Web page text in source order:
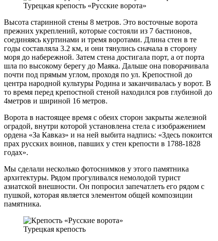
Турецкая крепость «Русские ворота»
Высота старинной стены 8 метров. Это восточные ворота
прежних укреплений, которые состояли из 7 бастионов,
соединяясь куртинами и тремя воротами. Длина стен в те
годы составляла 3.2 км, и они тянулись сначала в сторону
моря до набережной. Затем стена достигала порт, а от порта
шла по высокому берегу до Маяка. Дальше она поворачивала
почти под прямым углом, проходя по ул. Крепостной до
центра народной культуры Родина и заканчивалась у ворот. В
то время перед крепостной стеной находился ров глубиной до
4метров и шириной 16 метров.
Ворота в настоящее время с обеих сторон закрыты железной
оградой, внутри которой установлена стела с изображением
ордена «За Кавказ» и на ней выбита надпись: «Здесь покоится
прах русских воинов, павших у стен крепости в 1788-1828
годах».
Мы сделали несколько фотоснимков у этого памятника
архитектуры. Рядом прогуливался немолодой турист
азиатской внешности. Он попросил запечатлеть его рядом с
пушкой, которая является элементом общей композиции
памятника.
Турецкая крепость